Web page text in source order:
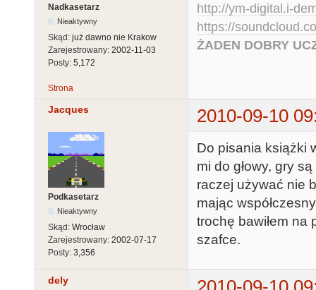
Nadkasetarz
Nieaktywny
Skąd: już dawno nie Krakow
Zarejestrowany: 2002-11-03
Posty: 5,172
http://ym-digital.i-
https://
ŻADEN DOBRY
Strona
Jacques 2010-09-10
Podkasetarz
Nieaktywny
Skąd: Wrocław
Zarejestrowany: 2002-07-17
Posty: 3,356
Do pisania książki
mi do głowy, gry
raczej używać nie
mając
trochę bawiłem na
szafce.
dely